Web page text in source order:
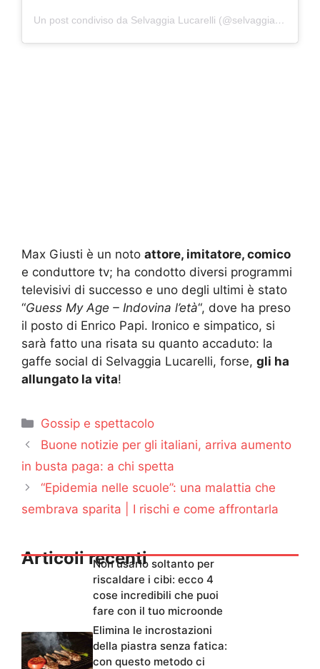
Un post condiviso da Selvaggia Lucarelli (@selvaggialucarelli)
Max Giusti è un noto attore, imitatore, comico
e conduttore tv; ha condotto diversi programmi
televisivi di successo e uno degli ultimi è stato
“Guess My Age – Indovina l’età“, dove ha preso
il posto di Enrico Papi. Ironico e simpatico, si
sarà fatto una risata su quanto accaduto: la
gaffe social di Selvaggia Lucarelli, forse, gli ha
allungato la vita!
Categorie
Gossip e spettacolo
Buone notizie per gli italiani, arriva aumento
in busta paga: a chi spetta
“Epidemia nelle scuole”: una malattia che
sembrava sparita | I rischi e come affrontarla
Articoli recentiNon usarlo soltanto per
riscaldare i cibi: ecco 4
cose incredibili che puoi
fare con il tuo microonde
Elimina le incrostazioni
della piastra senza fatica:
con questo metodo ci